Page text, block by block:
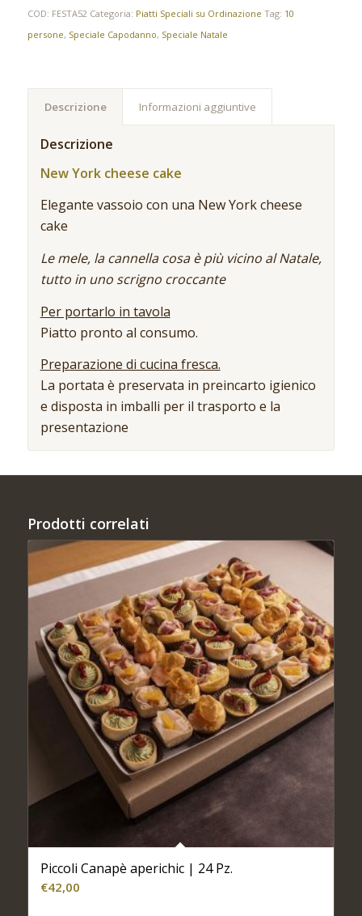
COD: FESTA52 Categoria: Piatti Speciali su Ordinazione Tag: 10
persone, Speciale Capodanno, Speciale Natale
Descrizione Informazioni aggiuntive
Descrizione
New York cheese cake
Elegante vassoio con una New York cheese
cake
Le mele, la cannella cosa è più vicino al Natale,
tutto in uno scrigno croccante
Per portarlo in tavola
Piatto pronto al consumo.
Preparazione di cucina fresca.
La portata è preservata in preincarto igienico
e disposta in imballi per il trasporto e la
presentazione
Prodotti correlati
Piccoli Canapè aperichic | 24 Pz.
€42,00